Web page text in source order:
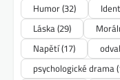
Humor(32)
Láska(29)
Napětí(17)
psychologické drama